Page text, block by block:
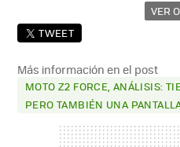
VER
TWEET
Más información en el post
MOTO Z2 FORCE, ANÁLISIS:
PERO TAMBIÉN UNA